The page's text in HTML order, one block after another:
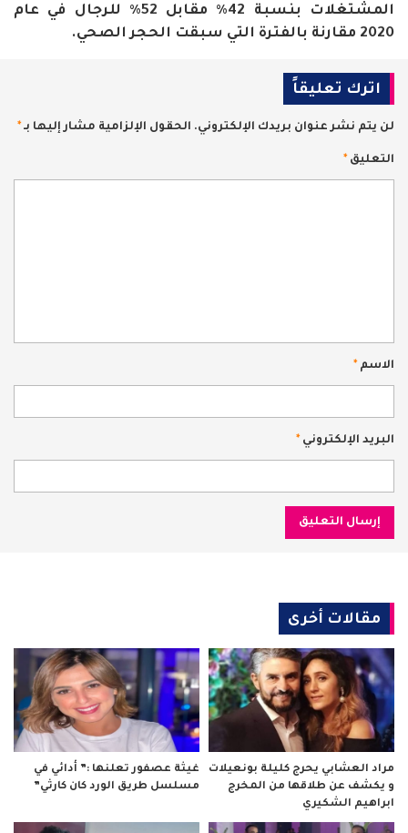
المشتغلات بنسبة 42٪ مقابل 52٪ للرجال في عام
2020 مقارنة بالفترة التي سبقت الحجر الصحي.
اترك تعليقاً
لن يتم نشر عنوان بريدك الإلكتروني. الحقول الإلزامية مشار إليها بـ*
التعليق*
الاسم*
البريد الإلكتروني*
مقالات أخرى
مراد العشابي يحرج كليلة بونعيلات
و يكشف عن طلاقها من المخرج
ابراهيم الشكيري
غيثة عصفور تعلنها :” أدائي في
مسلسل طريق الورد كان كارثي”